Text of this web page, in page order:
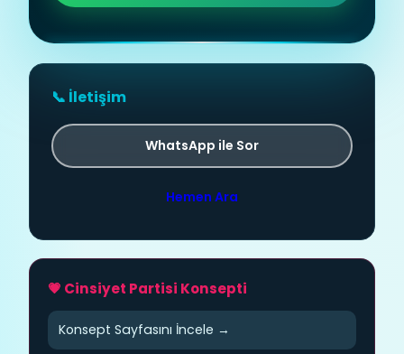
📞 İletişim
WhatsApp ile Sor
Hemen Ara
💗 Cinsiyet Partisi Konsepti
Konsept Sayfasını İncele →